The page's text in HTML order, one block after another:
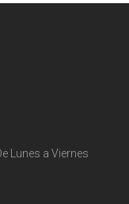
Lunes a Viernes